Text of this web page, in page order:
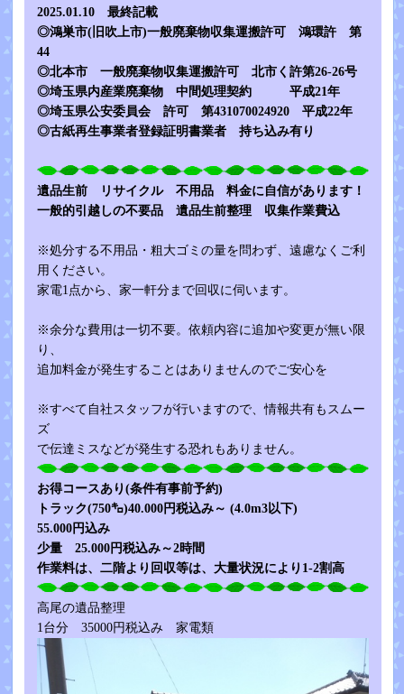
2025.01.10 最終記載
◎鴻巣市(旧吹上市)一般廃棄物収集運搬許可 鴻環許 第
44
◎北本市 一般廃棄物収集運搬許可 北市く許第26-26号
◎埼玉県内産業廃棄物 中間処理契約 平成21年
◎埼玉県公安委員会 許可 第431070024920 平成22年
◎古紙再生事業者登録証明書業者 持ち込み有り
遺品生前 リサイクル 不用品 料金に自信があります！
一般的引越しの不要品 遺品生前整理 収集作業費込
※処分する不用品・粗大ゴミの量を問わず、遠慮なくご利
用ください。
家電1点から、家一軒分まで回収に伺います。
※余分な費用は一切不要。依頼内容に追加や変更が無い限
り、
追加料金が発生することはありませんのでご安心を
※すべて自社スタッフが行いますので、情報共有もスムー
ズ
で伝達ミスなどが発生する恐れもありません。
お得コースあり(条件有事前予約)
トラック(750㌔)40.000円税込み～ (4.0m3以下)
55.000円込み
少量 25.000円税込み～2時間
作業料は、二階より回収等は、大量状況により1-2割高
高尾の遺品整理
1台分 35000円税込み 家電類